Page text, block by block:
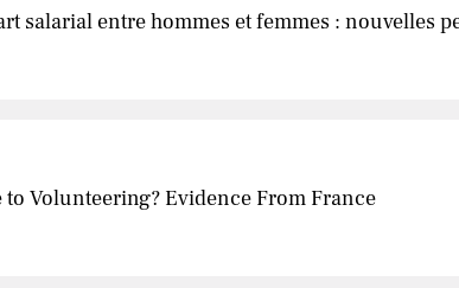
salarial entre hommes et femmes : nouvelles
to Volunteering? Evidence From France